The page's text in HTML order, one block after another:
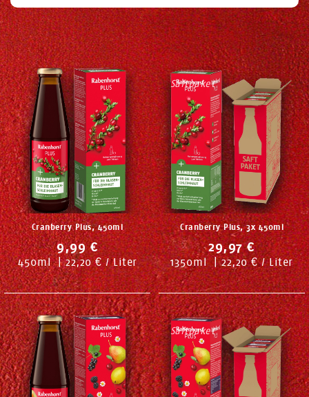
Cranberry Plus, 450ml
9,99 €
450 ml | 22,20 € / Liter
Saftpaket
Cranberry Plus, 3x 450ml
29,97 €
1350 ml | 22,20 € / Liter
Saftpaket